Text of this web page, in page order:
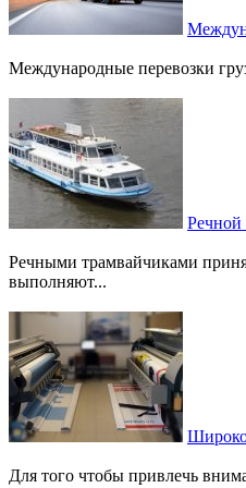
Международные перевозки
Речной
Речными трамвайчиками
выполняют...
Для того чтобы привлечь